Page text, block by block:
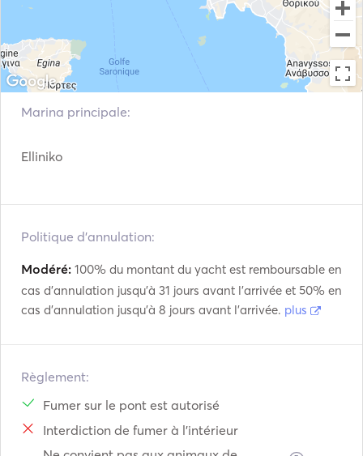
Propulseur d'étrave Ancre électrique
Défenses Pistolet lance-fusées
Guides et cartes
Marina principale:
Elliniko
Politique d'annulation:
Modéré: 100% du montant du yacht est remboursable en
cas d'annulation jusqu'à 31 jours avant l'arrivée et 50% en
cas d'annulation jusqu'à 8 jours avant l'arrivée. plus
Règlement:
Fumer sur le pont est autorisé
Interdiction de fumer à l'intérieur